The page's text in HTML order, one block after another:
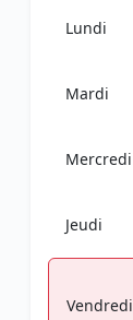
Lundi
Mardi
Mercredi
Jeudi
Vendredi